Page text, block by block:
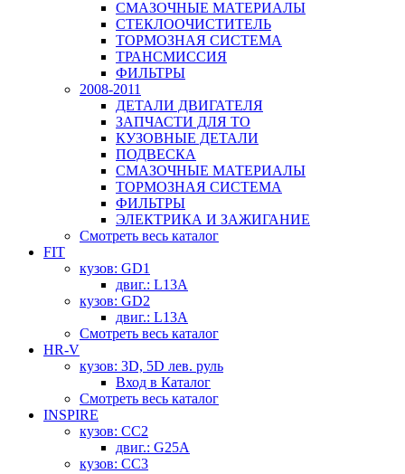
СМАЗОЧНЫЕ МАТЕРИАЛЫ
СТЕКЛООЧИСТИТЕЛЬ
ТОРМОЗНАЯ СИСТЕМА
ТРАНСМИССИЯ
ФИЛЬТРЫ
2008-2011
ДЕТАЛИ ДВИГАТЕЛЯ
ЗАПЧАСТИ ДЛЯ ТО
КУЗОВНЫЕ ДЕТАЛИ
ПОДВЕСКА
СМАЗОЧНЫЕ МАТЕРИАЛЫ
ТОРМОЗНАЯ СИСТЕМА
ФИЛЬТРЫ
ЭЛЕКТРИКА И ЗАЖИГАНИЕ
Смотреть весь каталог
FIT
кузов: GD1
двиг.: L13A
кузов: GD2
двиг.: L13A
Смотреть весь каталог
HR-V
кузов: 3D, 5D лев. руль
Вход в Каталог
Смотреть весь каталог
INSPIRE
кузов: CC2
двиг.: G25A
кузов: CC3